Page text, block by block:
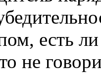
есть
не